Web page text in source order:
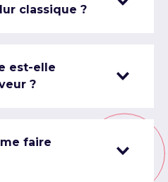
classique ?
est-elle
?
faire